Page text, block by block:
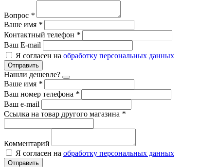
Вопрос *
Ваше имя *
Контактный телефон *
Ваш E-mail
Я согласен на обработку персональных данных
Отправить
Нашли дешевле?
Ваше имя *
Ваш номер телефона *
Ваш e-mail
Ссылка на товар другого магазина *
Комментарий
Я согласен на обработку персональных данных
Отправить